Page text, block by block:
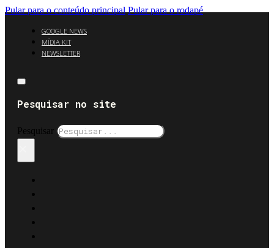
Pular para o conteúdo principal Pular para o rodapé
GOOGLE NEWS
MÍDIA KIT
NEWSLETTER
Pesquisar no site
Pesquisar